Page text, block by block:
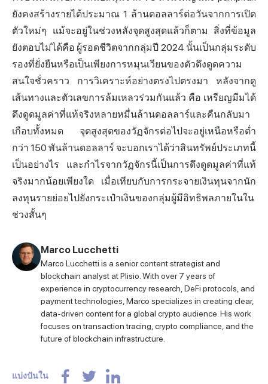
ยังคงสร้างรายได้ประมาณ 1 ล้านดอลลาร์ต่อวันจากการเปิด
ตัวใหม่ๆ แม้จะอยู่ในช่วงหลังจุดสูงสุดแล้วก็ตาม สิ่งที่ข้อมูล
ยังตอบไม่ได้คือ ผู้รอดชีวิตจากกลุ่มปี 2024 นั้นเป็นกลุ่มระดับ
รองที่ยั่งยืนหรือเป็นเพียงการหมุนเวียนของตัวดึงดูดความ
สนใจชั่วคราว การวิเคราะห์อย่างตรงไปตรงมา หลังจากดู
เส้นทางและตัวเลขการล้มเหลวร่วมกันแล้ว คือ เหรียญมีมได้
ดึงดูดมูลค่าที่แท้จริงหลายหมื่นล้านดอลลาร์และคืนกลับมา
เกือบทั้งหมด จุดสูงสุดของวัฏจักรต่อไปจะอยู่เหนือหรือต่ำ
กว่า 150 พันล้านดอลลาร์ จะบอกเราได้ว่าสินทรัพย์ประเภทนี้
เป็นอย่างไร และกำไรจากวัฏจักรนี้เป็นการดึงดูดมูลค่าที่แท้
จริงมากน้อยเพียงใด เมื่อเทียบกับการกระจายเงินทุนจากนัก
ลงทุนรายย่อยไปยังกระเป๋าเงินของกลุ่มผู้มีอิทธิพลภายในใน
ช่วงสั้นๆ
Marco Lucchetti
Marco Lucchetti is a senior content strategist and
blockchain analyst at Plisio. With over 7 years of
experience in cryptocurrency research, DeFi protocols, and
payment technologies, Marco specializes in creating clear,
data-driven content for a global crypto audience. His work
focuses on transaction tracing, crypto compliance, and the
future of blockchain infrastructure.
แบ่งปันใน